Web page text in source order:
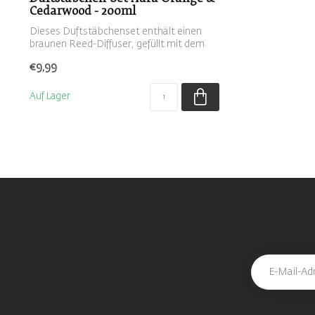
Cedarwood - 200ml
Dieses Duftstäbchenset enthält einen
braunen Reed-Diffuser, gefüllt mit dem
€9,99
Auf Lager